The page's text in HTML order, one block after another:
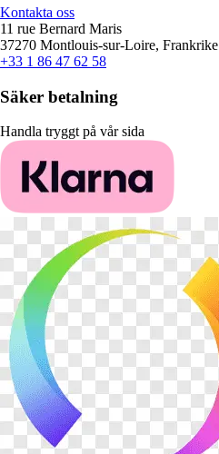
Kontakta oss
11 rue Bernard Maris
37270 Montlouis-sur-Loire, Frankrike
+33 1 86 47 62 58
Säker betalning
Handla tryggt på vår sida